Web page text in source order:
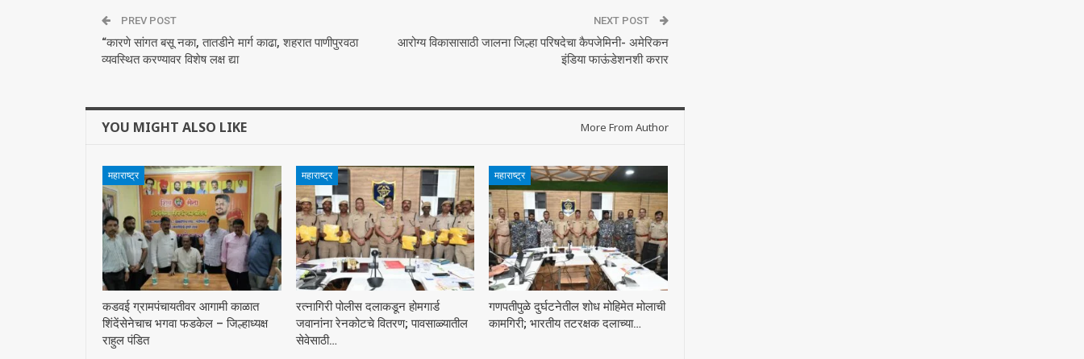
PREV POST
“कारणे सांगत बसू नका, तातडीने मार्ग काढा, शहरात पाणीपुरवठा
व्यवस्थित करण्यावर विशेष लक्ष द्या
NEXT POST
आरोग्य विकासासाठी जालना जिल्हा परिषदेचा कैपजेमिनी- अमेरिकन
इंडिया फाऊंडेशनशी करार
YOU MIGHT ALSO LIKE More From Author
महाराष्ट्र
कडवई ग्रामपंचायतीवर आगामी काळात
शिंदेंसेनेचाच भगवा फडकेल – जिल्हाध्यक्ष
राहुल पंडित
महाराष्ट्र
रत्नागिरी पोलीस दलाकडून होमगार्ड
जवानांना रेनकोटचे वितरण; पावसाळ्यातील
सेवेसाठी…
महाराष्ट्र
गणपतीपुळे दुर्घटनेतील शोध मोहिमेत मोलाची
कामगिरी; भारतीय तटरक्षक दलाच्या…